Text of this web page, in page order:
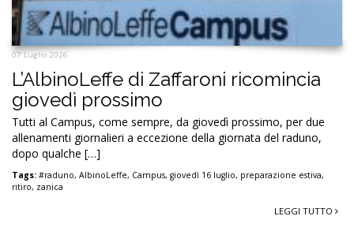
07 Luglio 2026
L’AlbinoLeffe di Zaffaroni ricomincia
giovedì prossimo
Tutti al Campus, come sempre, da giovedì prossimo, per due
allenamenti giornalieri a eccezione della giornata del raduno,
dopo qualche […]
Tags: #raduno, AlbinoLeffe, Campus, giovedì 16 luglio, preparazione estiva,
ritiro, zanica
LEGGI TUTTO